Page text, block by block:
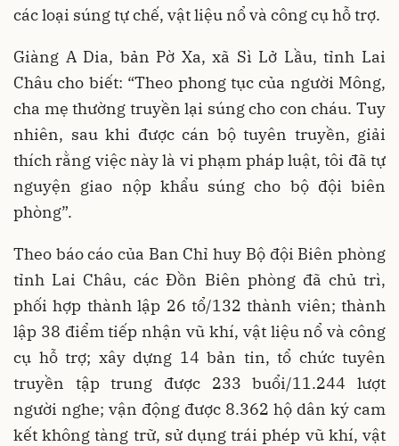
các loại súng tự chế, vật liệu nổ và công cụ hỗ trợ.
Giàng A Dia, bản Pờ Xa, xã Sì Lở Lầu, tỉnh Lai
Châu cho biết: “Theo phong tục của người Mông,
cha mẹ thường truyền lại súng cho con cháu. Tuy
nhiên, sau khi được cán bộ tuyên truyền, giải
thích rằng việc này là vi phạm pháp luật, tôi đã tự
nguyện giao nộp khẩu súng cho bộ đội biên
phòng”.
Theo báo cáo của Ban Chỉ huy Bộ đội Biên phòng
tỉnh Lai Châu, các Đồn Biên phòng đã chủ trì,
phối hợp thành lập 26 tổ/132 thành viên; thành
lập 38 điểm tiếp nhận vũ khí, vật liệu nổ và công
cụ hỗ trợ; xây dựng 14 bản tin, tổ chức tuyên
truyền tập trung được 233 buổi/11.244 lượt
người nghe; vận động được 8.362 hộ dân ký cam
kết không tàng trữ, sử dụng trái phép vũ khí, vật